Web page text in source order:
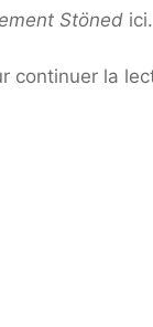
Stöned ici.
continuer la